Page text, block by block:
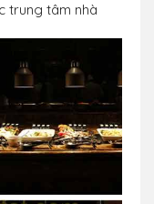
trung tâm nhà